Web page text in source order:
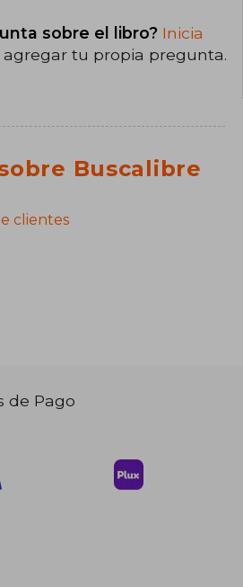
sobre el libro? Inicia
agregar tu propia pregunta.
Buscalibre
clientes
de Pago